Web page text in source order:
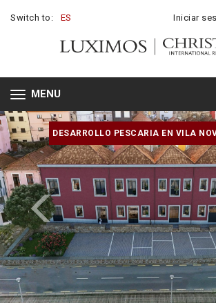
Switch to: ES Iniciar
Toggle
navigation
MENU
DESARROLLO PESCARIA EN VILA